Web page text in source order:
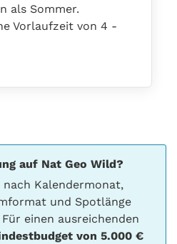
als Sommer.
Vorlaufzeit von 4 -
auf Nat Geo Wild?
Kalendermonat,
und Spotlänge
einen ausreichenden
von 5.000 €